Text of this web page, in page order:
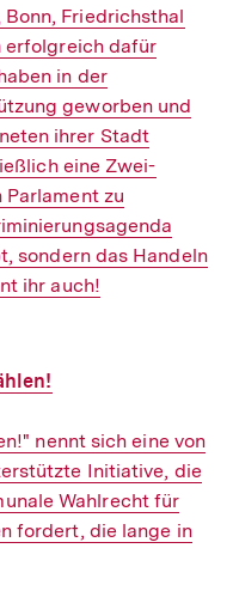
Friedrichsthal
erfolgreich dafür
in der
geworben und
ihrer Stadt
eine Zwei-
zu
sondern das Handeln
ihr auch!
nennt sich eine von
Initiative, die
Wahlrecht für
fordert, die lange in